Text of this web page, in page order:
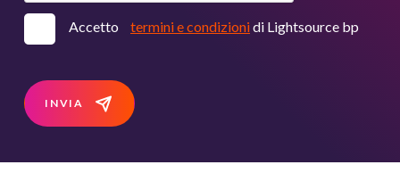
Accetto termini e condizionidi Lightsource bp
INVIA